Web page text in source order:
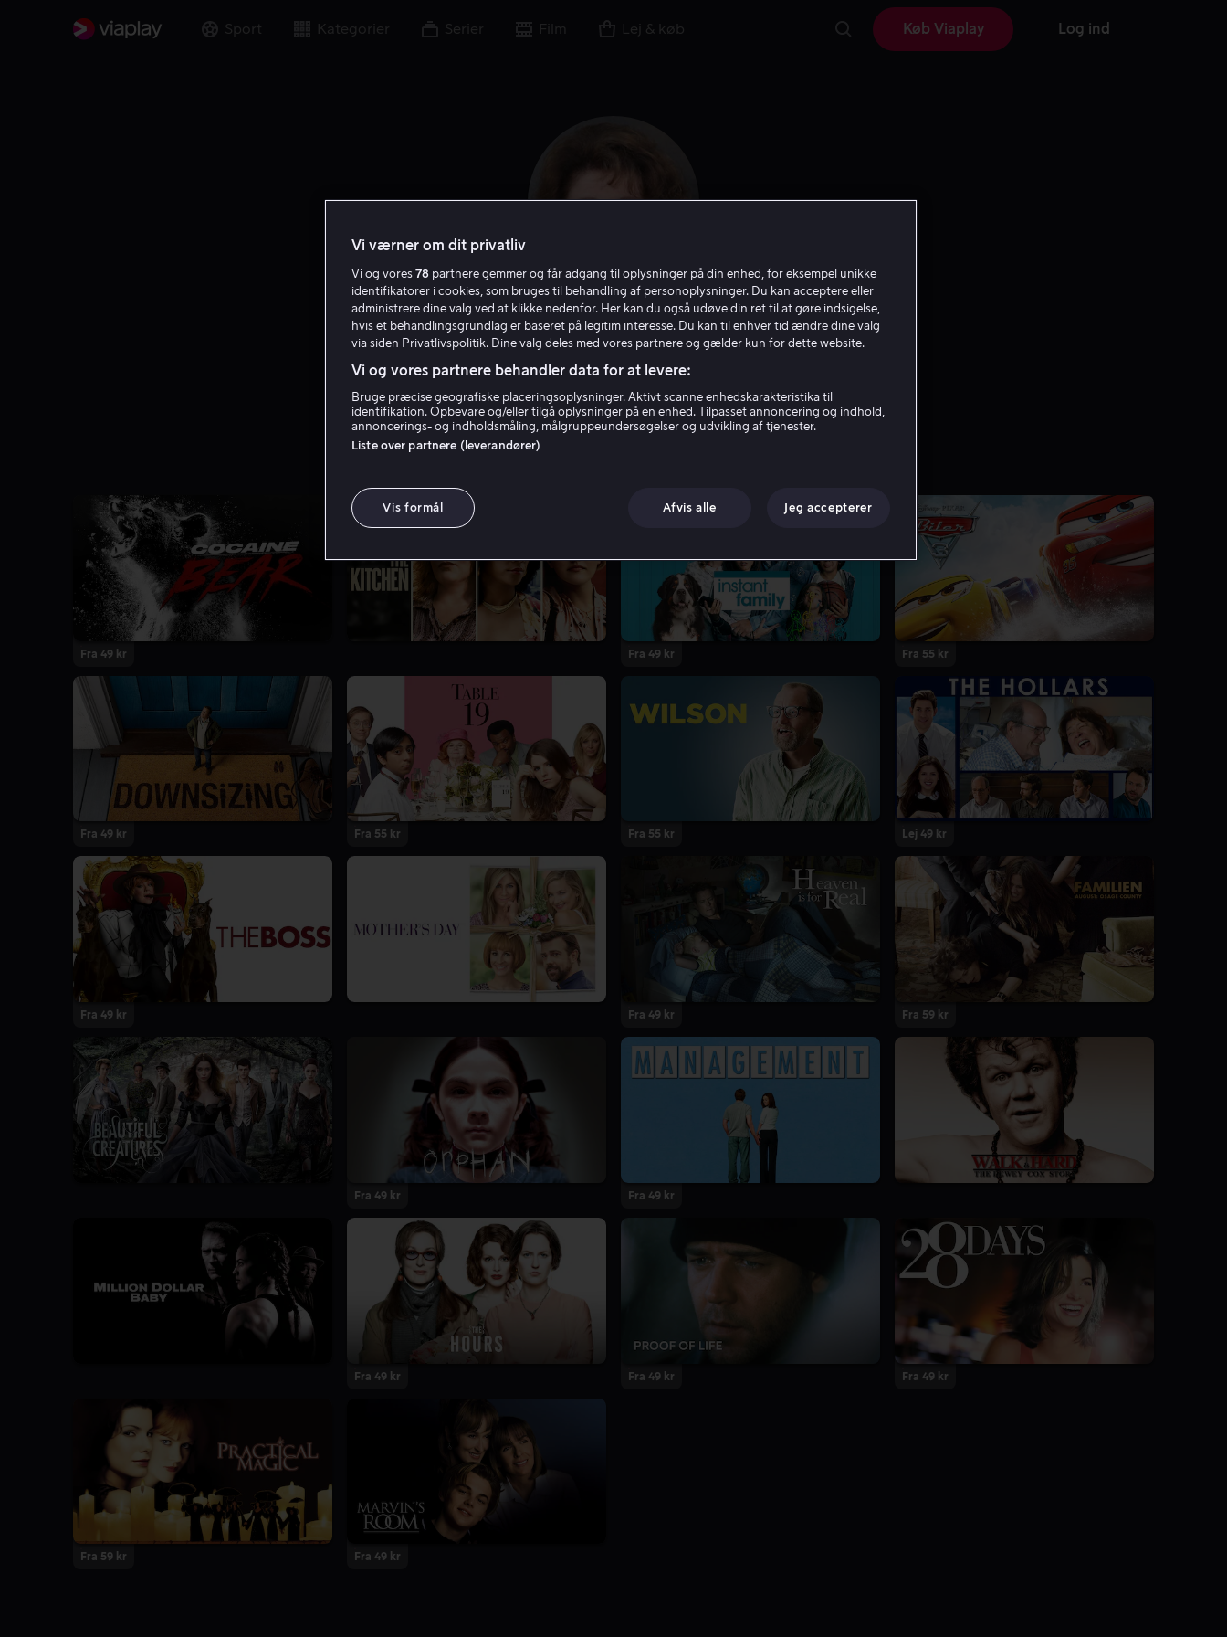
Sport Kategorier Serier Film Lej & køb Køb Viaplay Log ind
Margo Martindale
Skuespiller Gæst Stemme
Fra 49 kr Fra 49 kr Fra 55 kr
Fra 49 kr Fra 55 kr Fra 55 kr Lej 49 kr
Fra 49 kr Fra 49 kr Fra 59 kr
Fra 49 kr Fra 49 kr
Fra 49 kr Fra 49 kr Fra 49 kr
Fra 59 kr Fra 49 kr
Vi værner om dit privatliv
Vi og vores 78 partnere gemmer og får adgang til oplysninger på din enhed, for eksempel unikke
identifikatorer i cookies, som bruges til behandling af personoplysninger. Du kan acceptere eller
administrere dine valg ved at klikke nedenfor. Her kan du også udøve din ret til at gøre indsigelse,
hvis et behandlingsgrundlag er baseret på legitim interesse. Du kan til enhver tid ændre dine valg
via siden Privatlivspolitik. Dine valg deles med vores partnere og gælder kun for dette website.
Vi og vores partnere behandler data for at levere:
Bruge præcise geografiske placeringsoplysninger. Aktivt scanne enhedskarakteristika til
identifikation. Opbevare og/eller tilgå oplysninger på en enhed. Tilpasset annoncering og indhold,
annoncerings- og indholdsmåling, målgruppeundersøgelser og udvikling af tjenester.
Liste over partnere (leverandører)
Vis formål Afvis alle Jeg accepterer